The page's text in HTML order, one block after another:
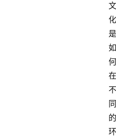
文
化
是
如
何
在
不
同
的
环